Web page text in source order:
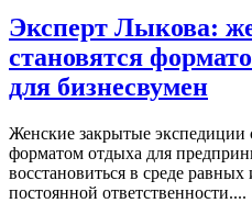
Эксперт Лыкова:
становятся
для бизнесвумен
Женские закрытые экспедиции
форматом отдыха для
восстановиться в среде
постоянной ответственности....